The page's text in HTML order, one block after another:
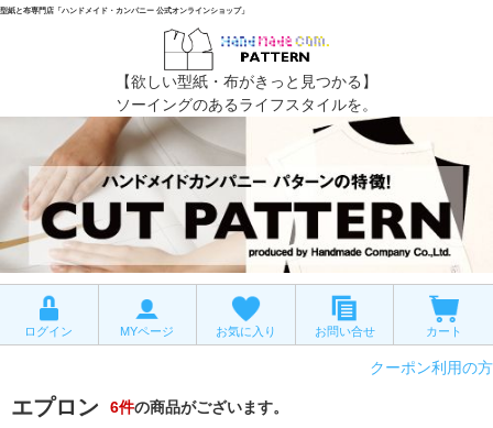
型紙と布専門店「ハンドメイド・カンパニー 公式オンラインショップ」
【欲しい型紙・布がきっと見つかる】
ソーイングのあるライフスタイルを。
ログイン MYページ お気に入り お問い合せ カート
クーポン利用の方
エプロン 6件の商品がございます。